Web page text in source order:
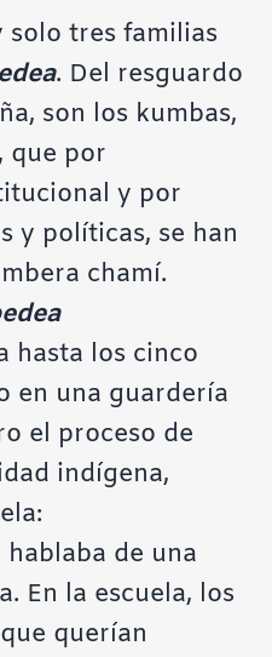
solo tres familias
. Del resguardo
son los kumbas,
que por
y por
y políticas, se han
chamí.
hasta los cinco
en una guardería
el proceso de
indígena,
hablaba de una
En la escuela, los
querían